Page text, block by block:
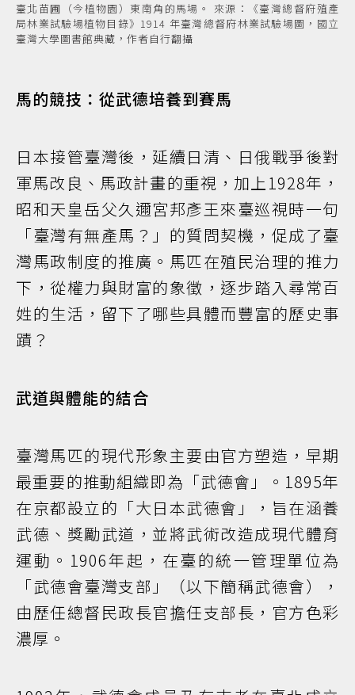
臺北苗圃（今植物園）東南角的馬場。 來源：《臺灣總督府殖產
局林業試驗場植物目錄》1914 年臺灣總督府林業試驗場圖，國立
臺灣大學圖書館典藏，作者自行翻攝
馬的競技：從武德培養到賽馬
日本接管臺灣後，延續日清、日俄戰爭後對
軍馬改良、馬政計畫的重視，加上1928年，
昭和天皇岳父久邇宮邦彥王來臺巡視時一句
「臺灣有無產馬？」的質問契機，促成了臺
灣馬政制度的推廣。馬匹在殖民治理的推力
下，從權力與財富的象徵，逐步踏入尋常百
姓的生活，留下了哪些具體而豐富的歷史事
蹟？
武道與體能的結合
臺灣馬匹的現代形象主要由官方塑造，早期
最重要的推動組織即為「武德會」。1895年
在京都設立的「大日本武德會」，旨在涵養
武德、獎勵武道，並將武術改造成現代體育
運動。1906年起，在臺的統一管理單位為
「武德會臺灣支部」（以下簡稱武德會），
由歷任總督民政長官擔任支部長，官方色彩
濃厚。